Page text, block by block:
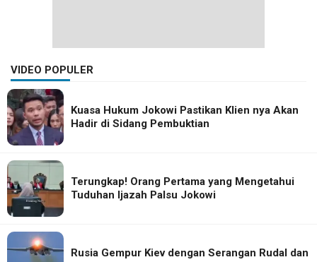
VIDEO POPULER
Kuasa Hukum Jokowi Pastikan Klien nya Akan
Hadir di Sidang Pembuktian
Terungkap! Orang Pertama yang Mengetahui
Tuduhan Ijazah Palsu Jokowi
Rusia Gempur Kiev dengan Serangan Rudal dan